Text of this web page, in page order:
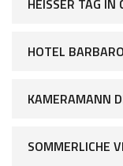
HOTEL
KAMERAMANN
SOMMERLICHE